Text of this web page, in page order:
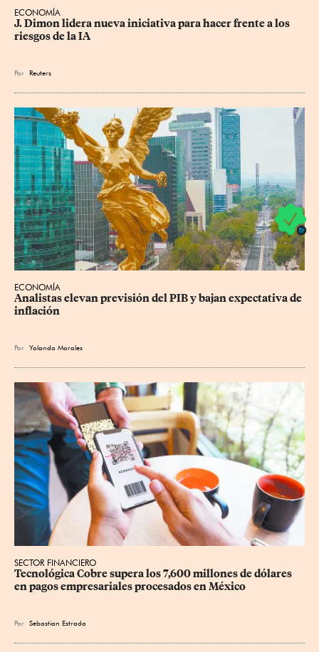
ECONOMÍA
J. Dimon lidera nueva iniciativa para hacer frente a los
riesgos de la IA
Por Reuters
ECONOMÍA
Analistas elevan previsión del PIB y bajan expectativa de
inflación
Por Yolanda Morales
SECTOR FINANCIERO
Tecnológica Cobre supera los 7,600 millones de dólares
en pagos empresariales procesados en México
Por Sebastian Estrada